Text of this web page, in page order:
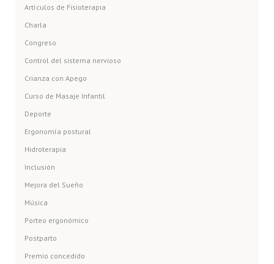
Artículos de Fisioterapia
Charla
Congreso
Control del sistema nervioso
Crianza con Apego
Curso de Masaje Infantil
Deporte
Ergonomía postural
Hidroterapia
Inclusión
Mejora del Sueño
Música
Porteo ergonómico
Postparto
Premio concedido